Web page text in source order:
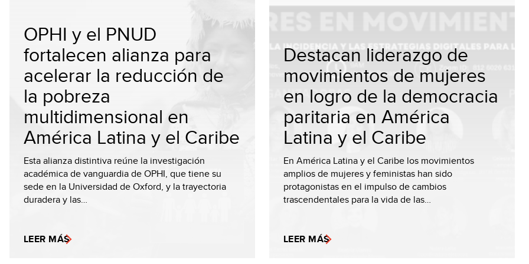
OPHI y el PNUD
fortalecen alianza para
acelerar la reducción de
la pobreza
multidimensional en
América Latina y el Caribe
Esta alianza distintiva reúne la investigación
académica de vanguardia de OPHI, que tiene su
sede en la Universidad de Oxford, y la trayectoria
duradera y las…
LEER MÁS
Destacan liderazgo de
movimientos de mujeres
en logro de la democracia
paritaria en América
Latina y el Caribe
En América Latina y el Caribe los movimientos
amplios de mujeres y feministas han sido
protagonistas en el impulso de cambios
trascendentales para la vida de las…
LEER MÁS